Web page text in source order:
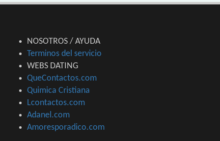
NOSOTROS / AYUDA
Terminos del servicio
WEBS DATING
QueContactos.com
Quimica Cristiana
Lcontactos.com
Adanel.com
Amoresporadico.com